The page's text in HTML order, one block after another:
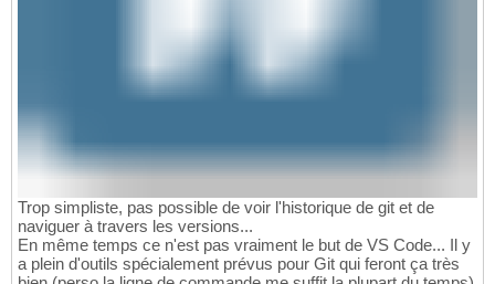
Trop simpliste, pas possible de voir l'historique de git et de
naviguer à travers les versions...
En même temps ce n'est pas vraiment le but de VS Code... Il y
a plein d'outils spécialement prévus pour Git qui feront ça très